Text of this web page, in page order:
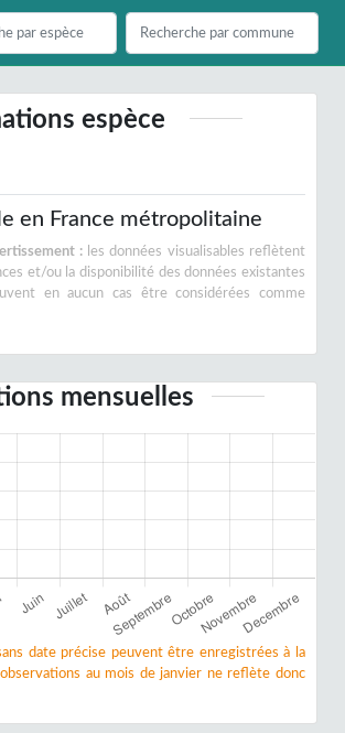
espèce
en France métropolitaine
:les données visualisables reflètent
et/ou la disponibilité des données existantes
en aucun cas être considérées comme
mensuelles
date précise peuvent être enregistrées à la
au mois de janvier ne reflète donc